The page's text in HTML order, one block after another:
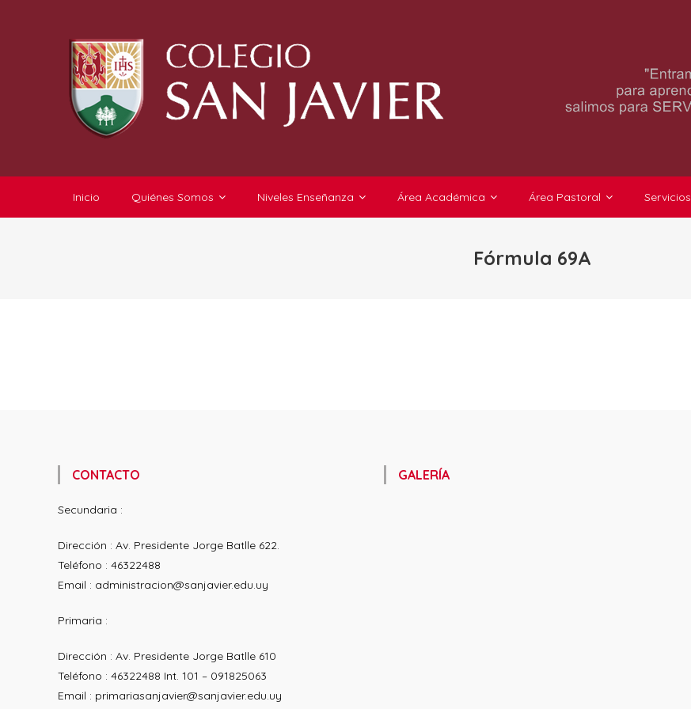
Inicio Quiénes Somos Niveles Enseñanza Área Académica Área Pastoral Servicios
Fórmula 69A
CONTACTO
Secundaria :
Dirección : Av. Presidente Jorge Batlle 622.
Teléfono : 46322488
Email : administracion@sanjavier.edu.uy
Primaria :
Dirección : Av. Presidente Jorge Batlle 610
Teléfono : 46322488 Int. 101 – 091825063
Email : primariasanjavier@sanjavier.edu.uy
GALERÍA